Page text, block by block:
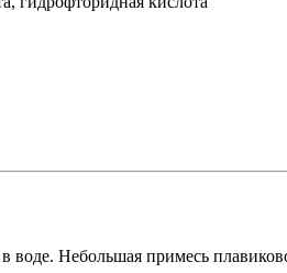
воде. Небольшая примесь